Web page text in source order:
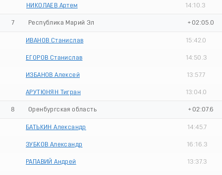
НИКОЛАЕВ Артем 14:10.3
7 Республика Марий Эл +02:05.0
ИВАНОВ Станислав 15:42.0
ЕГОРОВ Станислав 14:50.3
ИЗБАНОВ Алексей 13:57.7
АРУТЮНЯН Тигран 13:04.0
8 Оренбургская область +02:07.6
БАТЬКИН Александр 14:45.7
ЗУБКОВ Александр 16:16.3
РАПАВИЙ Андрей 13:37.3